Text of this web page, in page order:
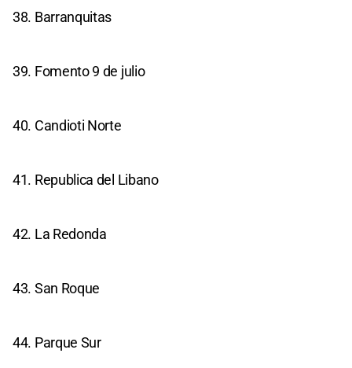
38. Barranquitas
39. Fomento 9 de julio
40. Candioti Norte
41. Republica del Libano
42. La Redonda
43. San Roque
44. Parque Sur